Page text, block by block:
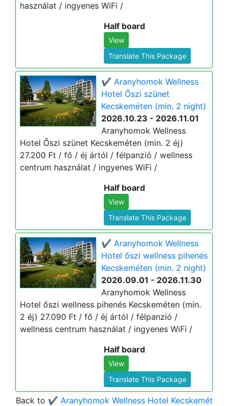
használat / ingyenes WiFi /
Half board
View
Translate This Package
✔️ Aranyhomok Wellness
Hotel Őszi szünet
Kecskeméten (min. 2 night)
2026.10.23 - 2026.11.01
Aranyhomok Wellness
Hotel Őszi szünet Kecskeméten (min. 2 éj)
27.200 Ft / fő / éj ártól / félpanzió / wellness
centrum használat / ingyenes WiFi /
Half board
View
Translate This Package
✔️ Aranyhomok Wellness
Hotel őszi wellness pihenés
Kecskeméten (min. 2 night)
2026.09.01 - 2026.11.30
Aranyhomok Wellness
Hotel őszi wellness pihenés Kecskeméten (min.
2 éj) 27.090 Ft / fő / éj ártól / félpanzió /
wellness centrum használat / ingyenes WiFi /
Half board
View
Translate This Package
Back to ✔️ Aranyhomok Wellness Hotel Kecskemét